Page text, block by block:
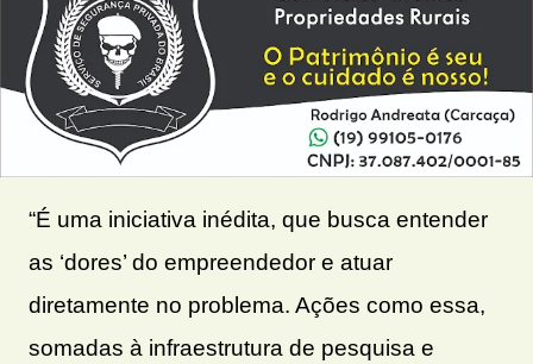
“É uma iniciativa inédita, que busca entender
as ‘dores’ do empreendedor e atuar
diretamente no problema. Ações como essa,
somadas à infraestrutura de pesquisa e